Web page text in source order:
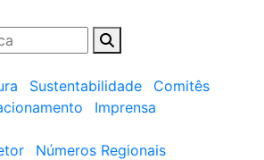
Sustentabilidade
Comitês
Imprensa
Números Regionais